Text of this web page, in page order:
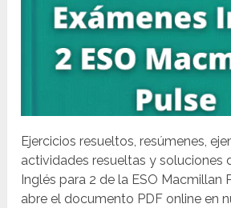
Ejercicios resueltos, resúmenes,
actividades resueltas y soluciones
Inglés para 2 de la ESO Macmillan
abre el documento PDF online en